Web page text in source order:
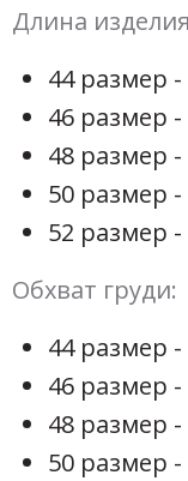
Длина
44 размер -
46 размер -
48 размер -
50 размер -
52 размер -
Обхват груди:
44 размер -
46 размер -
48 размер -
50 размер -